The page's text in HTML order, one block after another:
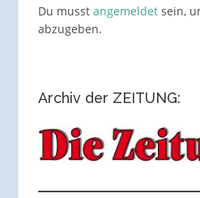
Du musst angemeldetsein,
abzugeben.
Archiv der ZEITUNG: